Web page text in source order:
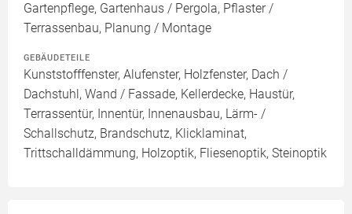
Gartenpflege, Gartenhaus / Pergola, Pflaster /
Terrassenbau, Planung / Montage
GEBÄUDETEILE
Kunststofffenster, Alufenster, Holzfenster, Dach /
Dachstuhl, Wand / Fassade, Kellerdecke, Haustür,
Terrassentür, Innentür, Innenausbau, Lärm- /
Schallschutz, Brandschutz, Klicklaminat,
Trittschalldämmung, Holzoptik, Fliesenoptik, Steinoptik